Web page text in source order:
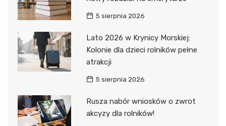
5 sierpnia 2026
Lato 2026 w Krynicy Morskiej:
Kolonie dla dzieci rolników pełne
atrakcji
5 sierpnia 2026
Rusza nabór wniosków o zwrot
akcyzy dla rolników!